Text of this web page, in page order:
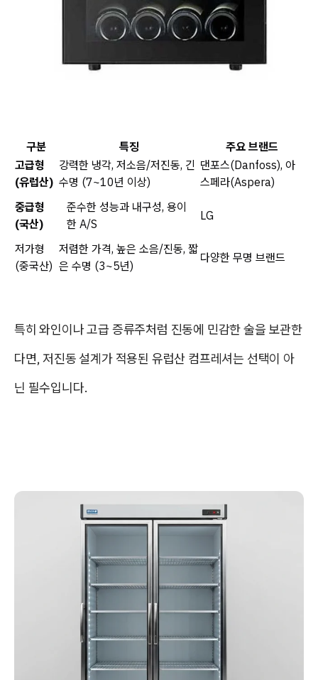
구분 특징
주요 브랜드
고급형
(유럽산)
강력한 냉각, 저소음/저진동, 긴
수명 (7~10년 이상)
댄포스(Danfoss), 아
스페라(Aspera)
중급형
(국산)
준수한 성능과 내구성, 용이
한 A/S
LG
저가형
(중국산)
저렴한 가격, 높은 소음/진동, 짧
은 수명 (3~5년)
다양한 무명 브랜드
특히 와인이나 고급 증류주처럼 진동에 민감한 술을 보관한
다면,저진동 설계가 적용된 유럽산 컴프레셔는 선택이 아
닌 필수입니다.